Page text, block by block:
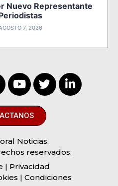
Nuevo Representante
7, 2026
Noticias.
reservados.
| Privacidad
| Condiciones